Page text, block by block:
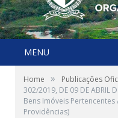
MENU
Home » Publicações
302/2019, DE 09 DE ABRIL
Bens Imóveis
Providências)